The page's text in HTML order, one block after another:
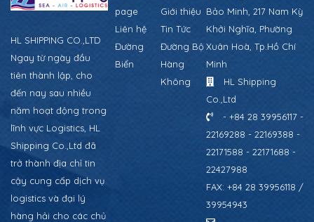
HL SHIPPING CO.,LTD
Ngay từ ngày đầu
tiên thành lập, cho
đến nay sau nhiều
năm hoạt động trong
lĩnh vực Logistics, HL
Shipping Co.,Ltd đã
trở thành địa chỉ tin
cậy cung cấp dịch vụ
logistics và đại lý
hàng hải cho các chủ
page
Giới thiệu
Liên hệ
Tin Tức
Đường
Biển
Đường Bộ
Hàng
Không
Bảo Minh, 217 Nam Kỳ
Khởi Nghĩa, Phường
Xuân Hoà, Tp.Hồ Chí
Minh
HL Shipping
Co.,Ltd
- +84 28 39956117 -
22169288 - 22169388 -
22171588 - 22171688 -
22427988
FAX: +84 28 39956118 /
39954943